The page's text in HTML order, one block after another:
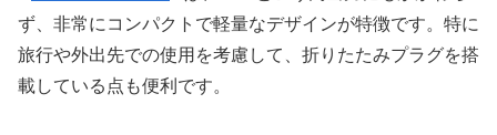
ず、非常にコンパクトで軽量なデザインが特徴です。特に
旅行や外出先での使用を考慮して、折りたたみプラグを搭
載している点も便利です。